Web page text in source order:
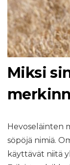
Miksi
Hevoseläinten
söpöjä nimiä.
käyttävät niitä